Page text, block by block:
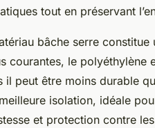
tout en préservant
bâche serre
courantes, le polyéthylène
il peut être moins durable
isolation, idéale
et protection contre